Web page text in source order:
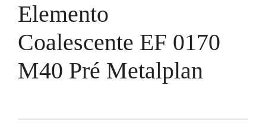
Elemento
Coalescente EF 0170
M40 Pré Metalplan